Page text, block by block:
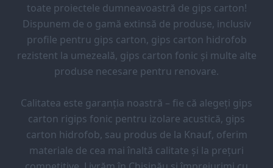
toate proiectele dumneavoastră de gips carton!
Dispunem de o gamă extinsă de produse, inclusiv
profile pentru gips carton, gips carton hidrofob
rezistent la umezeală, gips carton fonic și multe alte
produse necesare pentru renovare.
Calitatea este garanția noastră – fie că alegeți gips
carton rigips fonic pentru izolare acustică, gips
carton hidrofob, sau produs de la Knauf, oferim
materiale de cea mai înaltă calitate și la prețuri